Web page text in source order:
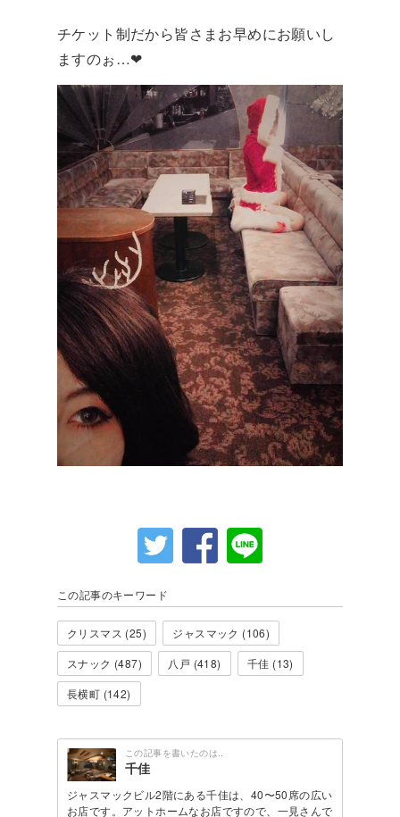
チケット制だから皆さまお早めにお願いし
ますのぉ…❤
この記事のキーワード
クリスマス (25)
ジャスマック (106)
スナック (487)
八戸 (418)
千佳 (13)
長横町 (142)
この記事を書いたのは..
千佳
ジャスマックビル2階にある千佳は、40〜50席の広い
お店です。アットホームなお店ですので、一見さんで